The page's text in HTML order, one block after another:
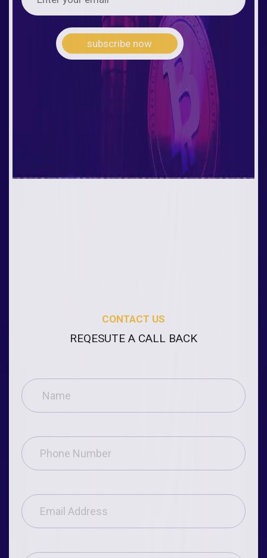
subscribe now
CONTACT US
REQESUTE A CALL BACK